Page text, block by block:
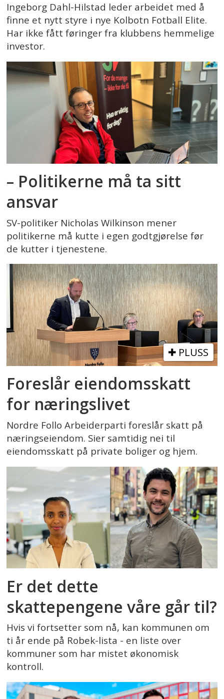
Ingeborg Dahl-Hilstad leder arbeidet med å
finne et nytt styre i nye Kolbotn Fotball Elite.
Har ikke fått føringer fra klubbens hemmelige
investor.
– Politikerne må ta sitt
ansvar
SV-politiker Nicholas Wilkinson mener
politikerne må kutte i egen godtgjørelse før
de kutter i tjenestene.
PLUSS
Foreslår eiendomsskatt
for næringslivet
Nordre Follo Arbeiderparti foreslår skatt på
næringseiendom. Sier samtidig nei til
eiendomsskatt på private boliger og hjem.
Er det dette
skattepengene våre går til?
Hvis vi fortsetter som nå, kan kommunen om
ti år ende på Robek-lista - en liste over
kommuner som har mistet økonomisk
kontroll.